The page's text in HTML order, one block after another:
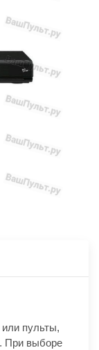
пульты,
При выборе